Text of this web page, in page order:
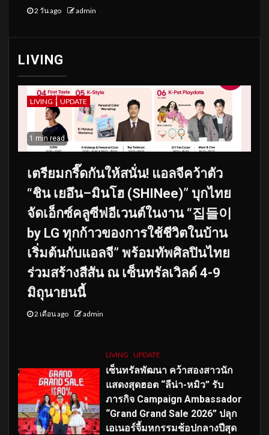
2 วัน ago admin
LIVING
LIVING UPDATE
1 min read
เตรียมกรี๊ดกันให้สนั่น! แอลจีคว้าตัว
“ชิน เยอึน–มินโฮ (SHINee)” บุกไทย
จัดเอ็กซ์คลูซีฟอีเวนต์ในงาน “집들이
by LG ทุกก้าวของการใช้ชีวิตในบ้าน
เริ่มต้นกับแอลจี” พร้อมทัพศิลปินไทย
ร่วมสร้างสีสัน ณ เซ็นทรัลเวิลด์ 4-9
มิถุนายนนี้
2 เดือน ago admin
LIVING UPDATE
เซ็นทรัลพัฒนา คว้าสองสาวนัก
แสดงสุดฮอต “ลีน่า-หมิว” รับ
ภารกิจ Campaign Ambassador
“Grand Grand Sale 2026” ปลุก
เอเนอร์จี้มหกรรมช้อปกลางปีสุด